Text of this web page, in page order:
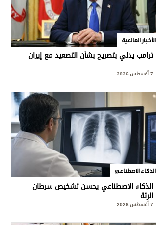
الأخبار العالمية
ترامب يدلي بتصريح بشأن التصعيد مع إيران
7 أغسطس 2026
الذكاء الاصطناعي
الذكاء الاصطناعي يحسن تشخيص سرطان
الرئة
7 أغسطس 2026